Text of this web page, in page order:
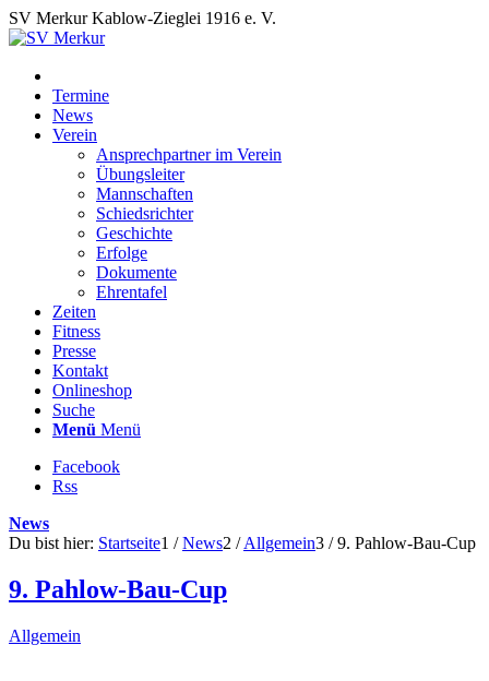
SV Merkur Kablow-Zieglei 1916 e. V.
Termine
News
Verein
Ansprechpartner im Verein
Übungsleiter
Mannschaften
Schiedsrichter
Geschichte
Erfolge
Dokumente
Ehrentafel
Zeiten
Fitness
Presse
Kontakt
Onlineshop
Suche
Menü Menü
Facebook
Rss
News
Du bist hier: Startseite1 / News2 / Allgemein3 / 9. Pahlow-Bau-Cup
9. Pahlow-Bau-Cup
Allgemein